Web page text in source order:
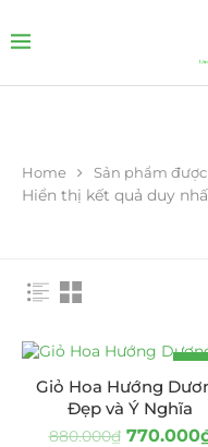
Home Sản phẩm
Hiển thị kết quả duy
-
Giỏ Hoa Hướng
Đẹp và Ý Nghĩa
880.000₫ 770.000